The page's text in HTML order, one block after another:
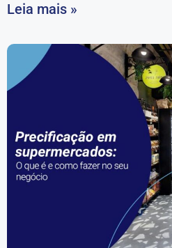
Leia mais »